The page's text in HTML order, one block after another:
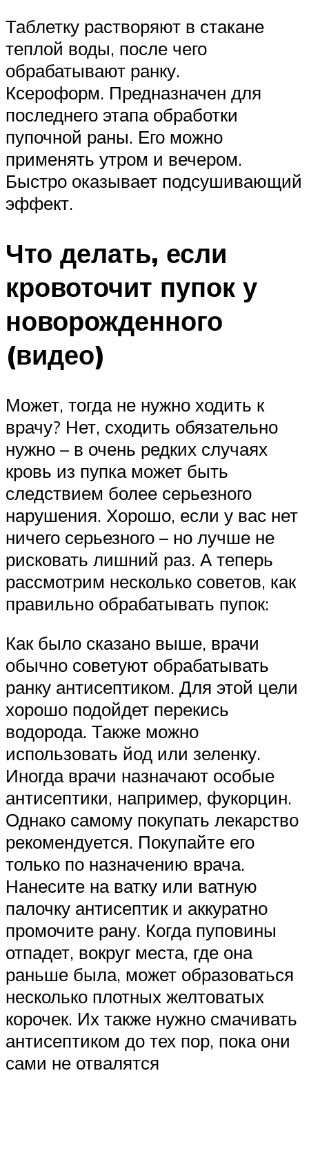
Таблетку растворяют в стакане
теплой воды, после чего
обрабатывают ранку.
Ксероформ. Предназначен для
последнего этапа обработки
пупочной раны. Его можно
применять утром и вечером.
Быстро оказывает подсушивающий
эффект.
Что делать, если
кровоточит пупок у
новорожденного
(видео)
Может, тогда не нужно ходить к
врачу? Нет, сходить обязательно
нужно – в очень редких случаях
кровь из пупка может быть
следствием более серьезного
нарушения. Хорошо, если у вас нет
ничего серьезного – но лучше не
рисковать лишний раз. А теперь
рассмотрим несколько советов, как
правильно обрабатывать пупок:
Как было сказано выше, врачи
обычно советуют обрабатывать
ранку антисептиком. Для этой цели
хорошо подойдет перекись
водорода. Также можно
использовать йод или зеленку.
Иногда врачи назначают особые
антисептики, например, фукорцин.
Однако самому покупать лекарство
рекомендуется. Покупайте его
только по назначению врача.
Нанесите на ватку или ватную
палочку антисептик и аккуратно
промочите рану. Когда пуповины
отпадет, вокруг места, где она
раньше была, может образоваться
несколько плотных желтоватых
корочек. Их также нужно смачивать
антисептиком до тех пор, пока они
сами не отвалятся